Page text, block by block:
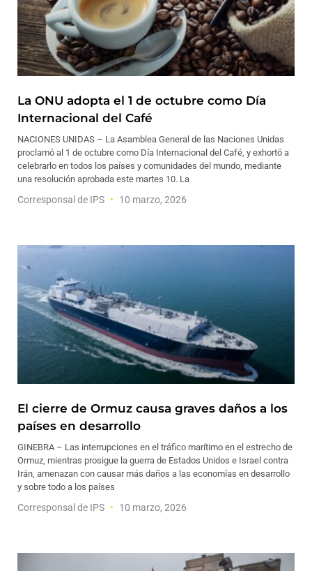
La ONU adopta el 1 de octubre como Día
Internacional del Café
NACIONES UNIDAS – La Asamblea General de las Naciones Unidas
proclamó al 1 de octubre como Día Internacional del Café, y exhortó a
celebrarlo en todos los países y comunidades del mundo, mediante
una resolución aprobada este martes 10. La
Corresponsal de IPS 10 marzo, 2026
El cierre de Ormuz causa graves daños a los
países en desarrollo
GINEBRA – Las interrupciones en el tráfico marítimo en el estrecho de
Ormuz, mientras prosigue la guerra de Estados Unidos e Israel contra
Irán, amenazan con causar más daños a las economías en desarrollo
y sobre todo a los países
Corresponsal de IPS 10 marzo, 2026